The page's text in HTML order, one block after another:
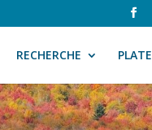
RECHERCHE